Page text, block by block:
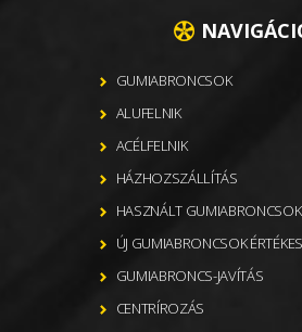
GUMIABRONCSOK
ALUFELNIK
ACÉLFELNIK
HÁZHOZSZÁLLÍTÁS
HASZNÁLT GUMIABRONCSOK
ÚJ GUMIABRONCSOK
GUMIABRONCS-JAVÍTÁS
CENTRÍROZÁS